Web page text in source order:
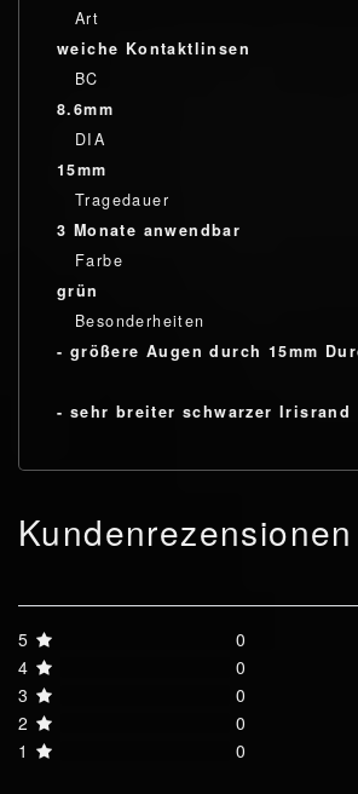
Art
weiche Kontaktlinsen
BC
8.6mm
DIA
15mm
Tragedauer
3 Monate anwendbar
Farbe
grün
Besonderheiten
- größere Augen durch 15mm
- sehr breiter schwarzer Irisrand
Kundenrezensionen
5
0
4
0
3
0
2
0
1
0